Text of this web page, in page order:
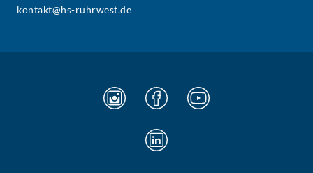
kontakt@hs-ruhrwest.de